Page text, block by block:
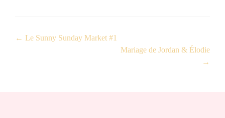
← Le Sunny Sunday Market #1
Mariage de Jordan & Élodie
→